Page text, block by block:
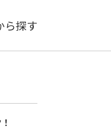
ら探す